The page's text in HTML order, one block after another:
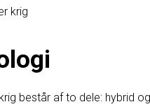
krig
består af to dele: hybrid